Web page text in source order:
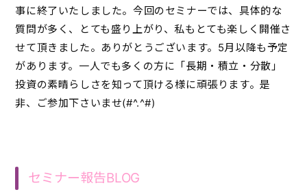
事に終了いたしました。今回のセミナーでは、具体的な
質問が多く、とても盛り上がり、私もとても楽しく開催さ
せて頂きました。ありがとうございます。5月以降も予定
があります。一人でも多くの方に「長期・積立・分散」
投資の素晴らしさを知って頂ける様に頑張ります。是
非、ご参加下さいませ(#^.^#)
セミナー報告BLOG